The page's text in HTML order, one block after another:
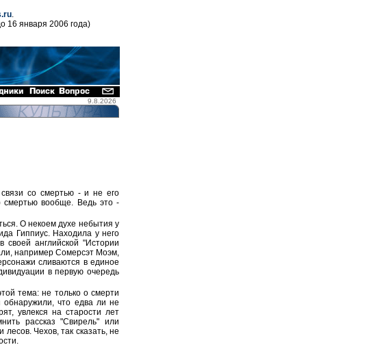
.
16 января 2006 года)
9.8.2026
со смертью - и не его
смертью вообще. Ведь это -
О некоем духе небытия у
Гиппиус. Находила у него
английской "Истории
например Сомерсэт Моэм,
сливаются в единое
в первую очередь
тема: не только о смерти
что едва ли не
увлекся на старости лет
рассказ "Свирель" или
Чехов, так сказать, не